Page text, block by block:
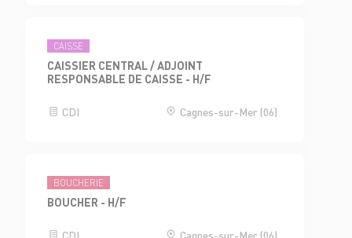
CAISSE
CAISSIER CENTRAL / ADJOINT
RESPONSABLE DE CAISSE - H/F
CDI Cagnes-sur-Mer (06)
BOUCHERIE
BOUCHER - H/F
CDI Cagnes-sur-Mer (06)